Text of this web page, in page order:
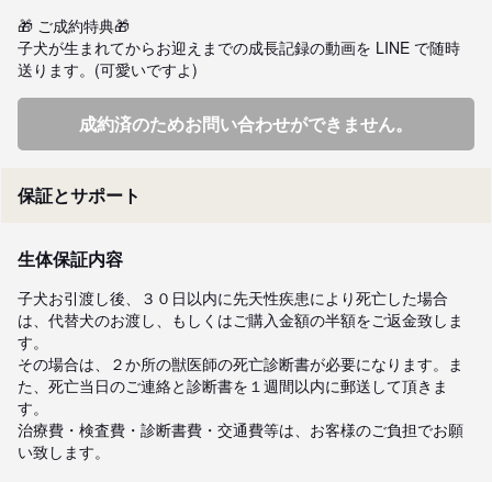
🎁 ご成約特典🎁
子犬が生まれてからお迎えまでの成長記録の動画を LINE で随時
送ります。(可愛いですよ)
成約済のためお問い合わせができません。
保証とサポート
生体保証内容
子犬お引渡し後、３０日以内に先天性疾患により死亡した場合
は、代替犬のお渡し、もしくはご購入金額の半額をご返金致しま
す。
その場合は、２か所の獣医師の死亡診断書が必要になります。ま
た、死亡当日のご連絡と診断書を１週間以内に郵送して頂きま
す。
治療費・検査費・診断書費・交通費等は、お客様のご負担でお願
い致します。